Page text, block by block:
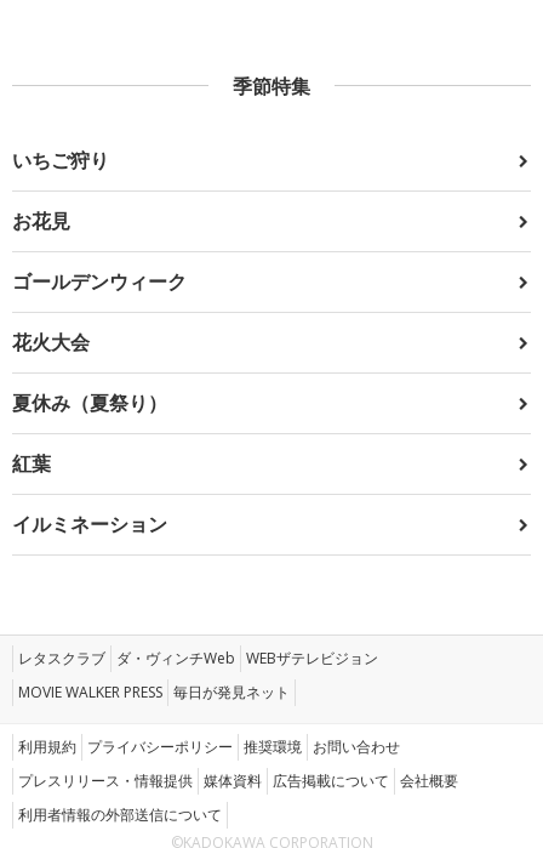
季節特集
いちご狩り
お花見
ゴールデンウィーク
花火大会
夏休み（夏祭り）
紅葉
イルミネーション
レタスクラブ ダ・ヴィンチWeb WEBザテレビジョン
MOVIE WALKER PRESS 毎日が発見ネット
利用規約 プライバシーポリシー 推奨環境 お問い合わせ
プレスリリース・情報提供 媒体資料 広告掲載について 会社概要
利用者情報の外部送信について
©KADOKAWA CORPORATION